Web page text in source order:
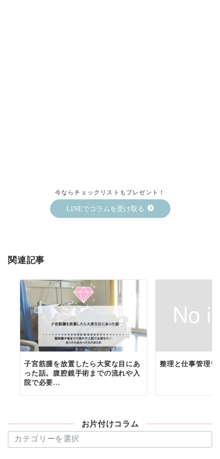
今ならチェックリストもプレゼント！
LINEでコラムを受け取る
関連記事
子宮筋腫を放置したら大変な目にあ
った話。腹腔鏡手術までの流れや入
院で必要...
整理と仕事管理♡
お片付けコラム
片